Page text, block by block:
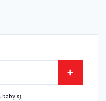
+
baby's)